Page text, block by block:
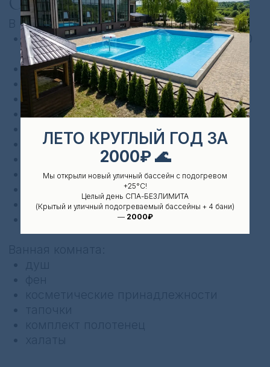
ЛЕТО КРУГЛЫЙ ГОД ЗА
2000₽🌊
Мы открыли новый уличный бассейн с подогревом
+25°C!
Целый день СПА-БЕЗЛИМИТА
(Крытый и уличный подогреваемый бассейны + 4 бани)
— 2000₽